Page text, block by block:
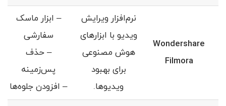
Wondershare
Filmora
نرم‌افزار ویرایش
ویدیو با ابزارهای
هوش مصنوعی
برای بهبود
ویدیوها.
– ابزار ماسک
سفارشی
– حذف
پس‌زمینه
– افزودن جلوه‌ها